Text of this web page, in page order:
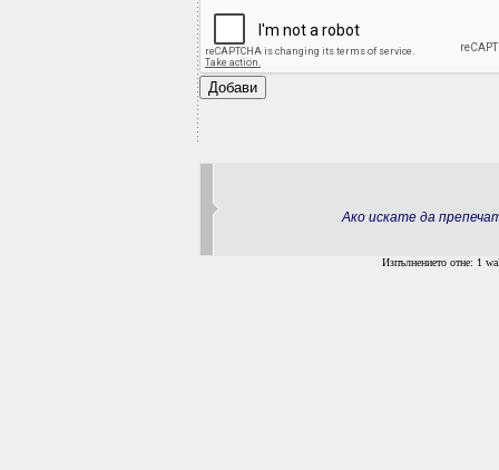
Ако искате да
Изпълнението отне: 1